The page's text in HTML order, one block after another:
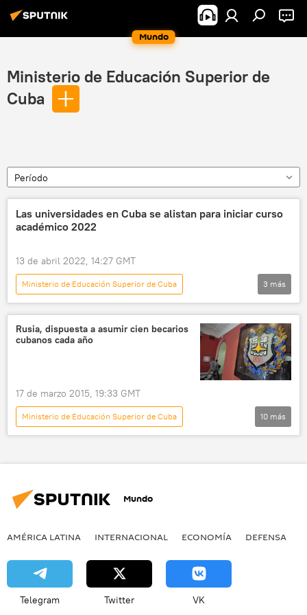
Mundo
Ministerio de Educación Superior de
Cuba
Período
Las universidades en Cuba se alistan para iniciar curso
académico 2022
13 de abril 2022, 14:27 GMT
Ministerio de Educación Superior de Cuba
América Latina
Cuba educación
3 más
Rusia, dispuesta a asumir cien becarios
cubanos cada año
17 de marzo 2015, 19:33 GMT
Ministerio de Educación Superior de Cuba
América Latina
Internacional
Cuba
Agencia Federal Rossatrudnichestvo
Universidad Rusa de la Amistad de los Pueblos
Konstantín Kosachov
noticias
10 más
Mundo
AMÉRICA LATINA INTERNACIONAL ECONOMÍA DEFENSA
Telegram Twitter VK